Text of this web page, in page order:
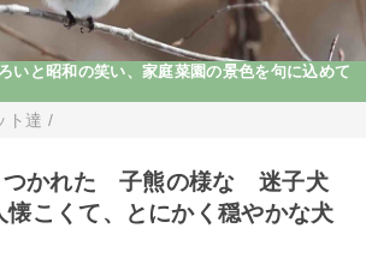
いと昭和の笑い、家庭菜園の景色を句に込めて
ト達 /
つかれた 子熊の様な 迷子犬
懐こくて、とにかく穏やかな犬